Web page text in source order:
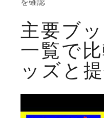
主要ブ
一覧で
ッズと